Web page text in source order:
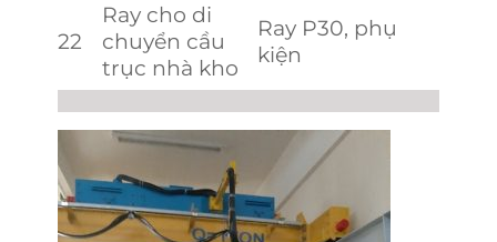
22
Ray cho di
chuyển cầu
trục nhà kho
Ray P30, phụ
kiện